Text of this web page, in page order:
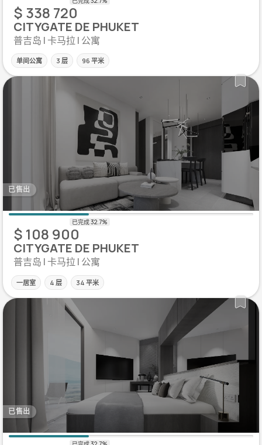
$ 338 720
CITYGATE DE PHUKET
普吉岛 | 卡马拉 | 公寓
单间公寓 3 层 96 平米
已售出
$ 108 900
CITYGATE DE PHUKET
普吉岛 | 卡马拉 | 公寓
一居室 4 层 34 平米
已售出